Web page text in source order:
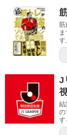
筋
す
J
結
の
す